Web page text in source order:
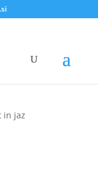
in jaz